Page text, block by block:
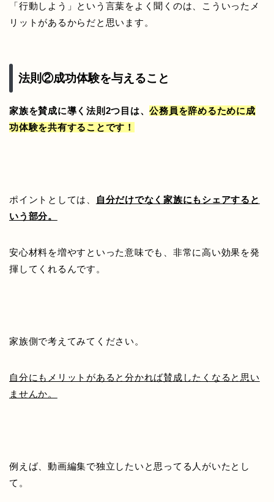
「行動しよう」という言葉をよく聞くのは、こういったメ
リットがあるからだと思います。
法則②成功体験を与えること
家族を賛成に導く法則2つ目は、公務員を辞めるために成
功体験を共有することです！
ポイントとしては、
自分だけでなく家族にもシェアすると
いう部分。
安心材料を増やすといった意味でも、非常に高い効果を発
揮してくれるんです。
家族側で考えてみてください。
自分にもメリットがあると分かれば賛成したくなると思い
ませんか。
例えば、動画編集で独立したいと思ってる人がいたとし
て。